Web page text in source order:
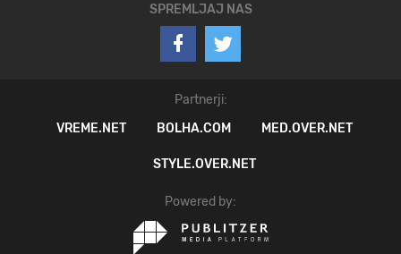
SPREMLJAJ NAS
Partnerji:
VREME.NET
BOLHA.COM MED.OVER.NET
STYLE.OVER.NET
Powered by: